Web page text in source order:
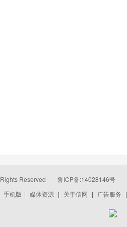
Reserved 鲁ICP备:14028146号
手机版 | 媒体资源 | 关于信网 | 广告服务 |